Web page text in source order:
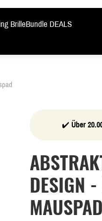
BrilleBundle DEALS
✔️ Über
DESIGN
MAUSPAD